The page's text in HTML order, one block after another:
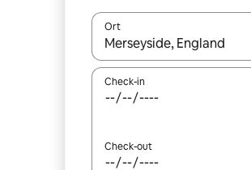
Ort
Wenn Ergebnisse
Check-in
Check-out